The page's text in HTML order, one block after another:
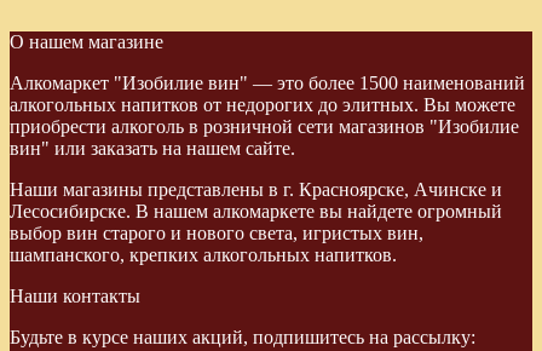
О нашем магазине
Алкомаркет "Изобилие вин" — это более 1500 наименований
алкогольных напитков от недорогих до элитных. Вы можете
приобрести алкоголь в розничной сети магазинов "Изобилие
вин" или заказать на нашем сайте.
Наши магазины представлены в г. Красноярске, Ачинске и
Лесосибирске. В нашем алкомаркете вы найдете огромный
выбор вин старого и нового света, игристых вин,
шампанского, крепких алкогольных напитков.
Наши контакты
Будьте в курсе наших акций, подпишитесь на рассылку: